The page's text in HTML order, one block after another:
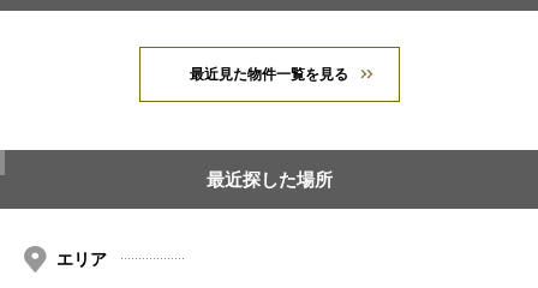
最近見た物件一覧を見る
最近探した場所
エリア